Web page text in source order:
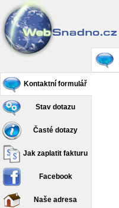
Kontaktní formulář
Stav dotazu
Časté dotazy
Jak zaplatit fakturu
Facebook
Naše adresa